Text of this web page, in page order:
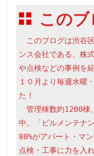
この
このブログは渋谷
ンス会社である、株
や点検などの事例を
１０月より毎週水曜
た！
管理棟数約1200棟
中。「ビルメンテナ
80%がアパート・マ
点検・工事に力を入